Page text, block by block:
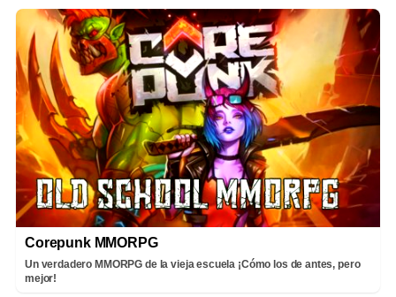
Corepunk MMORPG
Un verdadero MMORPG de la vieja escuela ¡Cómo los de antes, pero
mejor!